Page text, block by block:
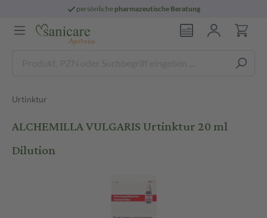
persönliche pharmazeutische Beratung
Urtinktur
ALCHEMILLA VULGARIS Urtinktur 20 ml
Dilution